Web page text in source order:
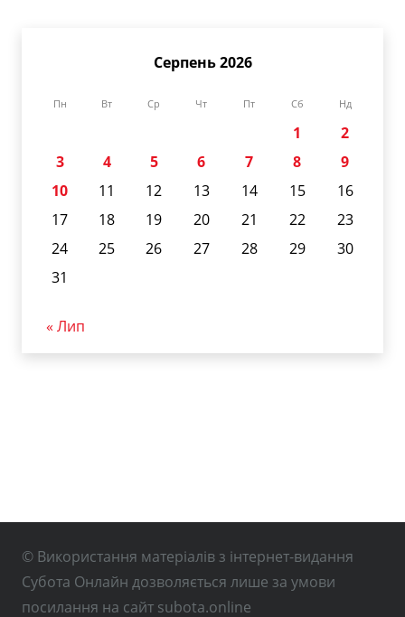
Серпень 2026
Пн Вт Ср Чт Пт Сб Нд
1
2
3
4 5 6 7 8
9
10
11 12 13 14 15
16
17
18 19 20 21 22
23
24
25 26 27 28 29
30
31
« Лип
© Використання матеріалів з інтернет-видання
Субота Онлайн дозволяється лише за умови
посилання на сайт subota.online